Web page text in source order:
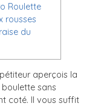
Roulette
rousses
du
aperçois la
sans
coté. Il vous suffit